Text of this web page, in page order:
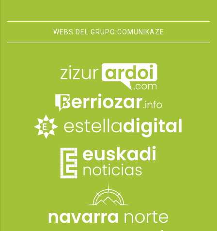
WEBS DEL GRUPO COMUNIKAZE